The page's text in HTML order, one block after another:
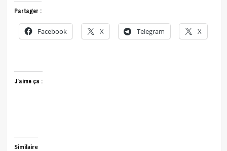
Partager :
Facebook X Telegram X
J’aime ça :
Similaire